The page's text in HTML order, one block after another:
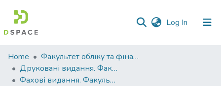
Log In (current)
Communities
&
Collections
Home
Факультет обліку та фінансів
Друковані видання. Факультет обліку та фінансів
Фахові видання. Факультет обліку та фінансів